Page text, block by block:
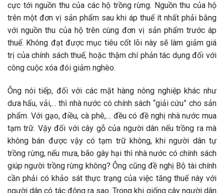
cực tới nguồn thu của các hộ trồng rừng. Nguồn thu của hộ
trên một đơn vị sản phẩm sau khi áp thuế ít nhất phải bằng
với nguồn thu của hộ trên cùng đơn vị sản phẩm trước áp
thuế. Không đạt được mục tiêu cốt lõi này sẽ làm giảm giá
trị của chính sách thuế, hoặc thậm chí phản tác dụng đối với
công cuộc xóa đói giảm nghèo.
Ông nói tiếp, đối với các mặt hàng nông nghiệp khác như
dưa hấu, vải,… thì nhà nước có chính sách “giải cứu” cho sản
phẩm. Với gạo, điều, cà phê,… đều có đề nghị nhà nước mua
tạm trữ. Vậy đối với cây gỗ của người dân nếu trồng ra mà
không bán được vậy có tạm trữ không, khi người dân tự
trồng rừng, nếu mưa, bão gây hại thì nhà nước có chính sách
giúp người trồng rừng không? Ông cũng đề nghị Bộ tài chính
cần phải có khảo sát thực trạng của việc tăng thuế này với
người dân có tác động ra sao. Trong khi giống cây người dân